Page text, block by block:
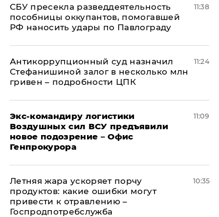
СБУ пресекла разведдеятельность
пособницы оккупантов, помогавшей
РФ наносить удары по Павлограду
11:38
Антикоррупционный суд назначил
Стефанишиной залог в несколько млн
гривен – подробности ЦПК
11:24
Экс-командиру логистики
Воздушных сил ВСУ предъявили
новое подозрение – Офис
Генпрокурора
11:09
Летняя жара ускоряет порчу
продуктов: какие ошибки могут
привести к отравлению –
Госпродпотребслужба
10:35